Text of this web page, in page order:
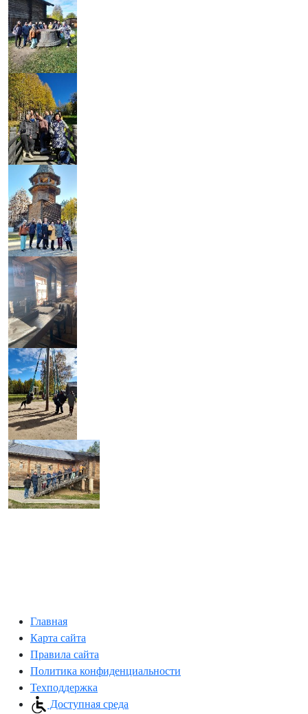
Главная
Карта сайта
Правила сайта
Политика конфиденциальности
Техподдержка
Доступная среда